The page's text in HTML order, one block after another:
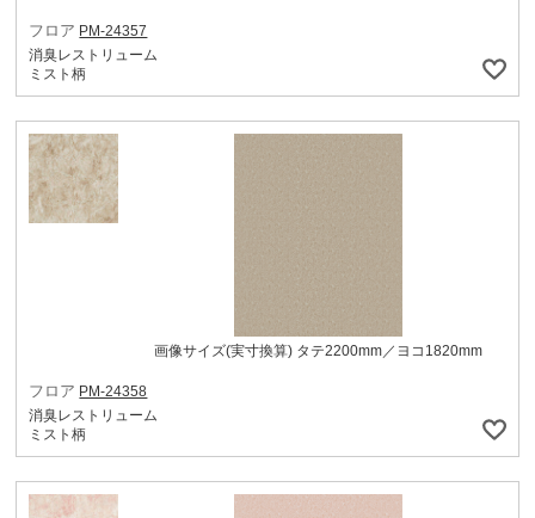
フロア PM-24357
消臭レストリューム
ミスト柄
画像サイズ(実寸換算) タテ2200mm／ヨコ1820mm
フロア PM-24358
消臭レストリューム
ミスト柄